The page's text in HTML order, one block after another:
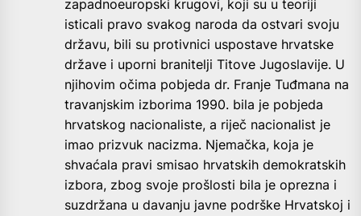
zapadnoeuropski krugovi, koji su u teoriji
isticali pravo svakog naroda da ostvari svoju
državu, bili su protivnici uspostave hrvatske
države i uporni branitelji Titove Jugoslavije. U
njihovim očima pobjeda dr. Franje Tuđmana na
travanjskim izborima 1990. bila je pobjeda
hrvatskog nacionaliste, a riječ nacionalist je
imao prizvuk nacizma. Njemačka, koja je
shvaćala pravi smisao hrvatskih demokratskih
izbora, zbog svoje prošlosti bila je oprezna i
suzdržana u davanju javne podrške Hrvatskoj i